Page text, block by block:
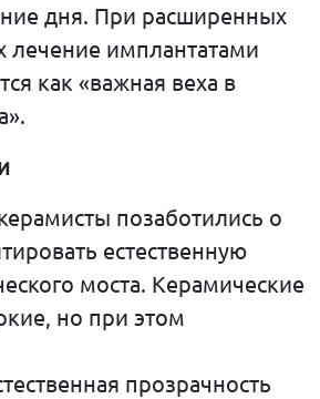
дня. При расширенных
лечение имплантатами
как «важная веха в
позаботились о
естественную
моста. Керамические
но при этом
прозрачность